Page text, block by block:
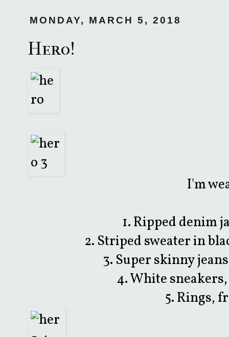
MONDAY, MARCH 5, 2018
Hero!
I'm
1. Ripped denim
2. Striped sweater in
3. Super skinny
4. White
5. Rings,